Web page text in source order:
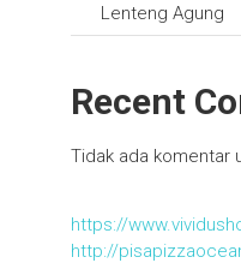
Lenteng Agung
Recent
Tidak ada komentar
https://
http://